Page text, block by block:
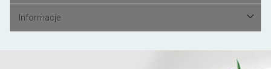
Informacje